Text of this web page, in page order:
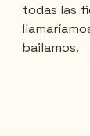
todas las
bailamos.